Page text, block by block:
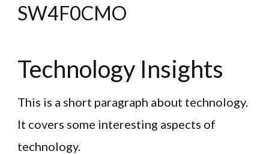
SW4F0CMO
Technology Insights
This is a short paragraph about technology.
It covers some interesting aspects of
technology.